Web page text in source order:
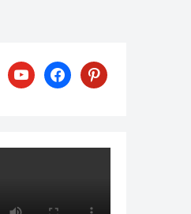
youtubefacebookpinterest